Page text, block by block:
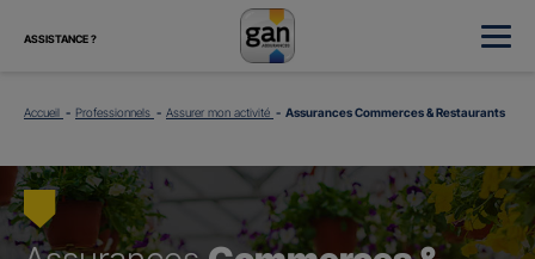
ASSISTANCE ?
Accueil Professionnels Assurer mon activité Assurances Commerces & Restaurants